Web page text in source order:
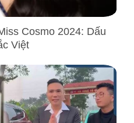
Cosmo 2024: Dấu
Việt